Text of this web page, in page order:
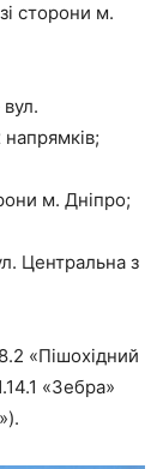
сторони м.
м. Дніпро;
Центральна з
«Пішохідний
«Зебра»